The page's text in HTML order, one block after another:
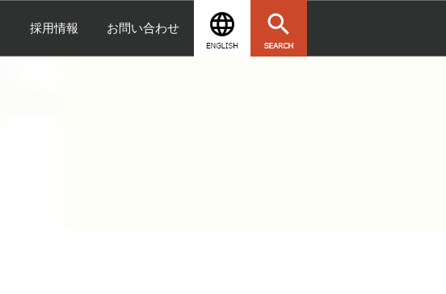
採用情報 お問い合わせ